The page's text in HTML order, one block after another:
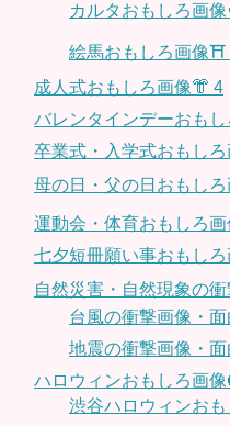
カルタおもしろ画像
絵馬おもしろ画像⛩
成人式おもしろ画像👘 4
バレンタインデーおもし
卒業式・入学式おもしろ
母の日・父の日おもし
運動会・体育おもしろ画
七夕短冊願い事おもしろ
自然災害・自然現象の
台風の衝撃画像・面
地震の衝撃画像・面
ハロウィンおもしろ画像
渋谷ハロウィンおも